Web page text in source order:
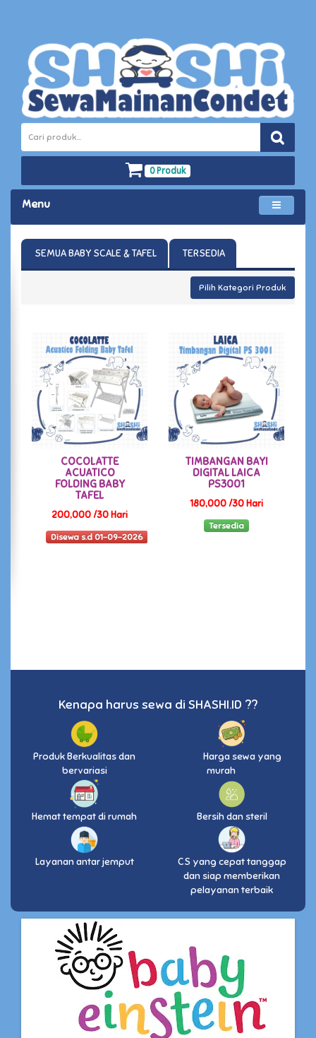
0 Produk
Menu
SEMUA BABY SCALE & TAFEL TERSEDIA
Pilih Kategori Produk
COCOLATTE
ACUATICO
FOLDING BABY
TAFEL
200,000 /30 Hari
Disewa s.d 01-09-2026
TIMBANGAN BAYI
DIGITAL LAICA
PS3001
180,000 /30 Hari
Tersedia
Kenapa harus sewa di SHASHI.ID ??
Produk Berkualitas dan
bervariasi
Harga sewa yang
murah
Hemat tempat di rumah Bersih dan steril
Layanan antar jemput
CS yang cepat tanggap
dan siap memberikan
pelayanan terbaik